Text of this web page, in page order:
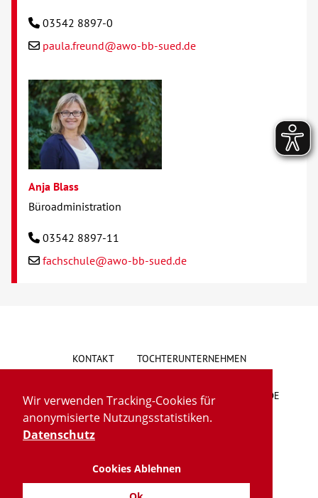
Wir verwenden Tracking-Cookies für
anonymisierte Nutzungsstatistiken.
Datenschutz
Cookies Ablehnen
03542 8897-0
paula.freund@awo-bb-sued.de
Anja Blass
Büroadministration
03542 8897-11
fachschule@awo-bb-sued.de
KONTAKT TOCHTERUNTERNEHMEN
HINWEISGEBERSYSTEM VORSCHLAG/BESCHWERDE
LIEFERKETTENGESETZ
IMPRESSUM DATENSCHUTZ